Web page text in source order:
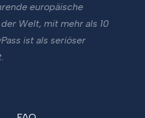
europäische
Welt, mit mehr als 10
ist als seriöser